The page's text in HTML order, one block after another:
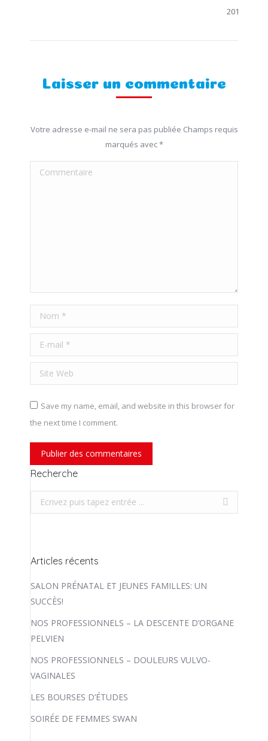
2013
Laisser un commentaire
Votre adresse e-mail ne sera pas publiée Champs requis
marqués avec*
Commentaire
Nom *
E-mail *
Site Web
Save my name, email, and website in this browser for
the next time I comment.
Publier des commentaires
Recherche
Recherche
Articles récents
SALON PRÉNATAL ET JEUNES FAMILLES: UN
SUCCÈS!
NOS PROFESSIONNELS – LA DESCENTE D’ORGANE
PELVIEN
NOS PROFESSIONNELS – DOULEURS VULVO-
VAGINALES
LES BOURSES D’ÉTUDES
SOIRÉE DE FEMMES SWAN